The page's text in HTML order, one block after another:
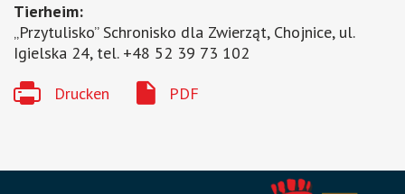
Tierheim:
„Przytulisko” Schronisko dla Zwierząt, Chojnice, ul.
Igielska 24, tel. +48 52 39 73 102
Drucken
PDF